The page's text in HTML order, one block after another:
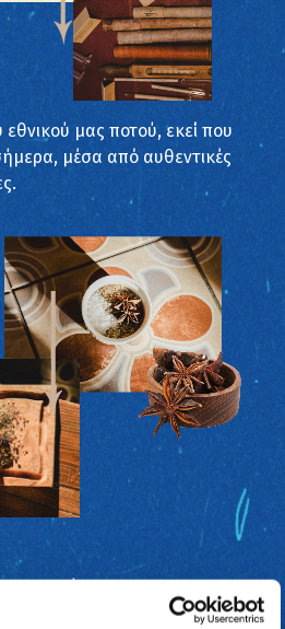
εθνικού μας ποτού, εκεί που
μέσα από αυθεντικές
καρπούς της